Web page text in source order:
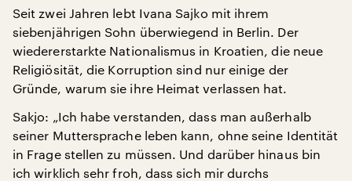
Seit zwei Jahren lebt Ivana Sajko mit ihrem
siebenjährigen Sohn überwiegend in Berlin. Der
wiedererstarkte Nationalismus in Kroatien, die neue
Religiösität, die Korruption sind nur einige der
Gründe, warum sie ihre Heimat verlassen hat.
Sakjo: „Ich habe verstanden, dass man außerhalb
seiner Muttersprache leben kann, ohne seine Identität
in Frage stellen zu müssen. Und darüber hinaus bin
ich wirklich sehr froh, dass sich mir durchs